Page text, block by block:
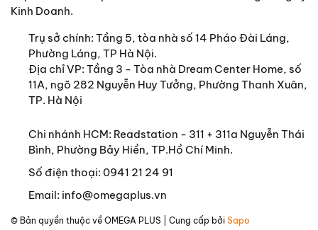
Kinh Doanh.
Trụ sở chính: Tầng 5, tòa nhà số 14 Pháo Đài Láng,
Phường Láng, TP Hà Nội.
Địa chỉ VP: Tầng 3 - Tòa nhà Dream Center Home, số
11A, ngõ 282 Nguyễn Huy Tưởng, Phường Thanh Xuân,
TP. Hà Nội
Chi nhánh HCM: Readstation - 311 + 311a Nguyễn Thái
Bình, Phường Bảy Hiền, TP.Hồ Chí Minh.
Số điện thoại: 0941 21 24 91
Email: info@omegaplus.vn
© Bản quyền thuộc về OMEGA PLUS | Cung cấp bởi Sapo